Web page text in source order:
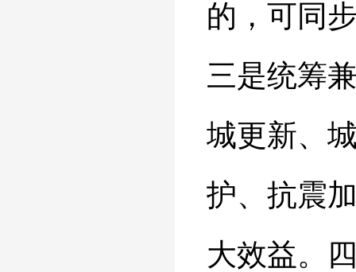
的，可同
三是统筹
城更新、
护、抗震
大效益。